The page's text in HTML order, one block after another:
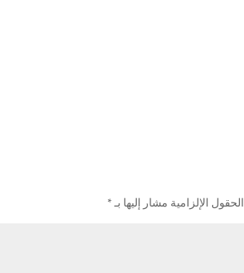
الحقول الإلزامية مشار إليها بـ*